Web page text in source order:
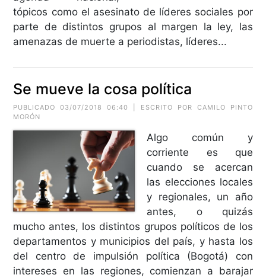
tópicos como el asesinato de líderes sociales por
parte de distintos grupos al margen la ley, las
amenazas de muerte a periodistas, líderes...
Se mueve la cosa política
PUBLICADO 03/07/2018 06:40 | ESCRITO POR CAMILO PINTO
MORÓN
Algo común y
corriente es que
cuando se acercan
las elecciones locales
y regionales, un año
antes, o quizás
mucho antes, los distintos grupos políticos de los
departamentos y municipios del país, y hasta los
del centro de impulsión política (Bogotá) con
intereses en las regiones, comienzan a barajar